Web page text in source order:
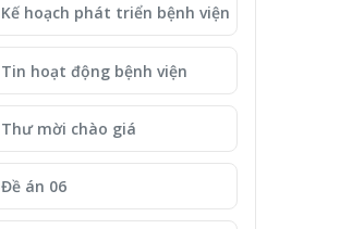
Kế hoạch phát triển bệnh viện
Tin hoạt động bệnh viện
Thư mời chào giá
Đề án 06